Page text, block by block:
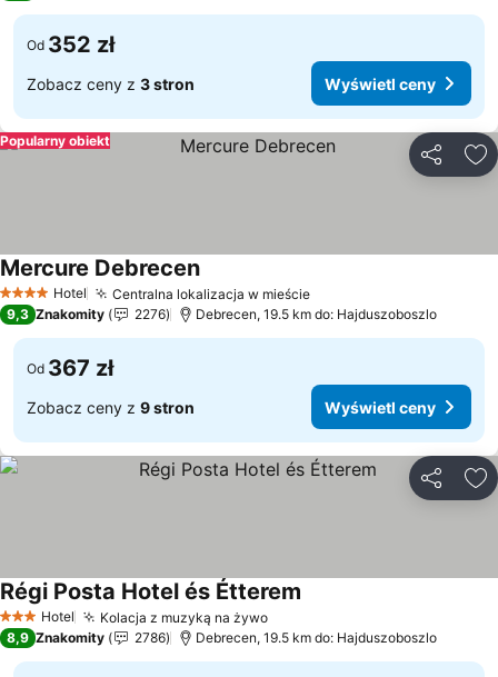
Od 352 zł
Zobacz ceny z 3 stron Wyświetl ceny
Popularny obiekt
4 KategoriaHotel Centralna lokalizacja w mieście
Mercure Debrecen
9,3 Znakomity 2276 Debrecen, 19.5 km do: Hajduszoboszlo
Od 367 zł
Zobacz ceny z 9 stron Wyświetl ceny
3 Kategoria
Hotel Kolacja z muzyką na żywo
Régi Posta Hotel és Étterem
8,9 Znakomity 2786 Debrecen, 19.5 km do: Hajduszoboszlo